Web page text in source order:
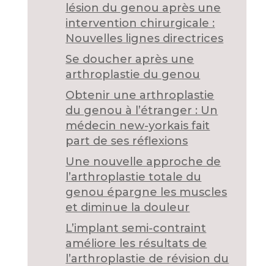
lésion du genou après une
intervention chirurgicale :
Nouvelles lignes directrices
Se doucher après une
arthroplastie du genou
Obtenir une arthroplastie
du genou à l’étranger : Un
médecin new-yorkais fait
part de ses réflexions
Une nouvelle approche de
l’arthroplastie totale du
genou épargne les muscles
et diminue la douleur
L’implant semi-contraint
améliore les résultats de
l’arthroplastie de révision du